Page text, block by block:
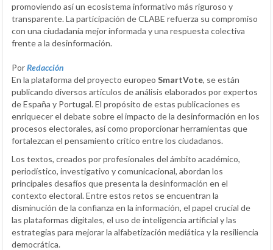
promoviendo así un ecosistema informativo más riguroso y
transparente. La participación de CLABE refuerza su compromiso
con una ciudadanía mejor informada y una respuesta colectiva
frente a la desinformación.
PorRedacción
En la plataforma del proyecto europeo SmartVote, se están
publicando diversos artículos de análisis elaborados por expertos
de España y Portugal. El propósito de estas publicaciones es
enriquecer el debate sobre el impacto de la desinformación en los
procesos electorales, así como proporcionar herramientas que
fortalezcan el pensamiento crítico entre los ciudadanos.
Los textos, creados por profesionales del ámbito académico,
periodístico, investigativo y comunicacional, abordan los
principales desafíos que presenta la desinformación en el
contexto electoral. Entre estos retos se encuentran la
disminución de la confianza en la información, el papel crucial de
las plataformas digitales, el uso de inteligencia artificial y las
estrategias para mejorar la alfabetización mediática y la resiliencia
democrática.